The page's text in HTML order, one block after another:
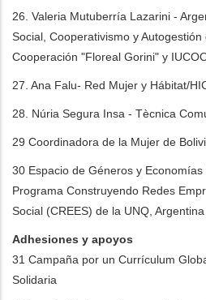
26. Valeria Mutuberría Lazarini -
Social, Cooperativismo y
Cooperación "Floreal Gorini" y
27. Ana Falu- Red Mujer y Hábitat/
28. Núria Segura Insa - Tècnica
29 Coordinadora de la Mujer de
30 Espacio de Géneros y
Programa Construyendo Redes
Social (CREES) de la UNQ, Argentina
Adhesiones y apoyos
31 Campaña por un Currículum
Solidaria